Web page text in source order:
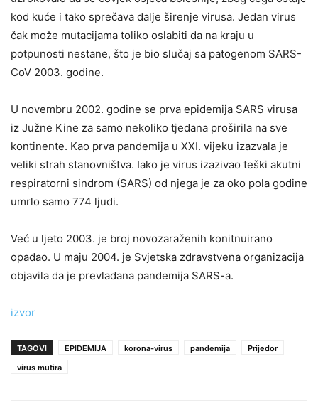
kod kuće i tako sprečava dalje širenje virusa. Jedan virus
čak može mutacijama toliko oslabiti da na kraju u
potpunosti nestane, što je bio slučaj sa patogenom SARS-
CoV 2003. godine.
U novembru 2002. godine se prva epidemija SARS virusa
iz Južne Kine za samo nekoliko tjedana proširila na sve
kontinente. Kao prva pandemija u XXI. vijeku izazvala je
veliki strah stanovništva. Iako je virus izazivao teški akutni
respiratorni sindrom (SARS) od njega je za oko pola godine
umrlo samo 774 ljudi.
Već u ljeto 2003. je broj novozaraženih konitnuirano
opadao. U maju 2004. je Svjetska zdravstvena organizacija
objavila da je prevladana pandemija SARS-a.
izvor
TAGOVI EPIDEMIJA korona-virus pandemija
Prijedor
virus mutira